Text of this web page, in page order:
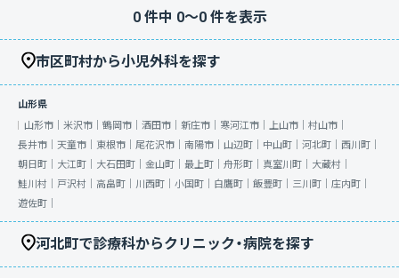
0件中 0〜0件を表示
市区町村から小児外科を探す
山形県
山形市｜ 米沢市｜ 鶴岡市｜ 酒田市｜ 新庄市｜ 寒河江市｜ 上山市｜ 村山市｜
長井市｜ 天童市｜ 東根市｜ 尾花沢市｜ 南陽市｜ 山辺町｜ 中山町｜ 河北町｜ 西川町｜
朝日町｜ 大江町｜ 大石田町｜ 金山町｜ 最上町｜ 舟形町｜ 真室川町｜ 大蔵村｜
鮭川村｜ 戸沢村｜ 高畠町｜ 川西町｜ 小国町｜ 白鷹町｜ 飯豊町｜ 三川町｜ 庄内町｜
遊佐町｜
河北町で診療科からクリニック・病院を探す